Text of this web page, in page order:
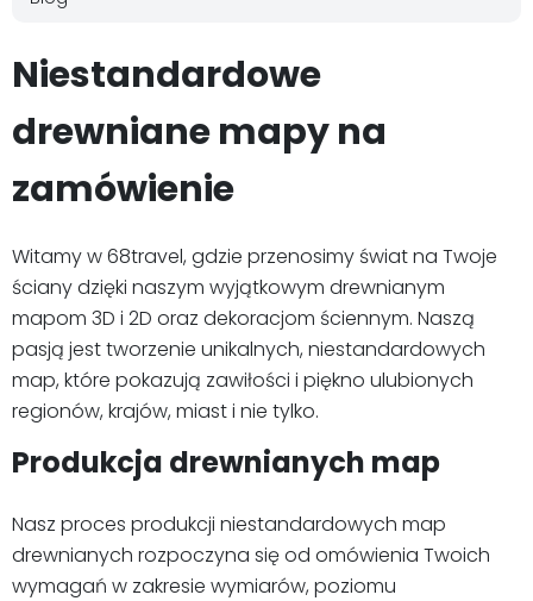
Niestandardowe
drewniane mapy na
zamówienie
Witamy w 68travel, gdzie przenosimy świat na Twoje
ściany dzięki naszym wyjątkowym drewnianym
mapom 3D i 2D oraz dekoracjom ściennym. Naszą
pasją jest tworzenie unikalnych, niestandardowych
map, które pokazują zawiłości i piękno ulubionych
regionów, krajów, miast i nie tylko.
Produkcja drewnianych map
Nasz proces produkcji niestandardowych map
drewnianych rozpoczyna się od omówienia Twoich
wymagań w zakresie wymiarów, poziomu